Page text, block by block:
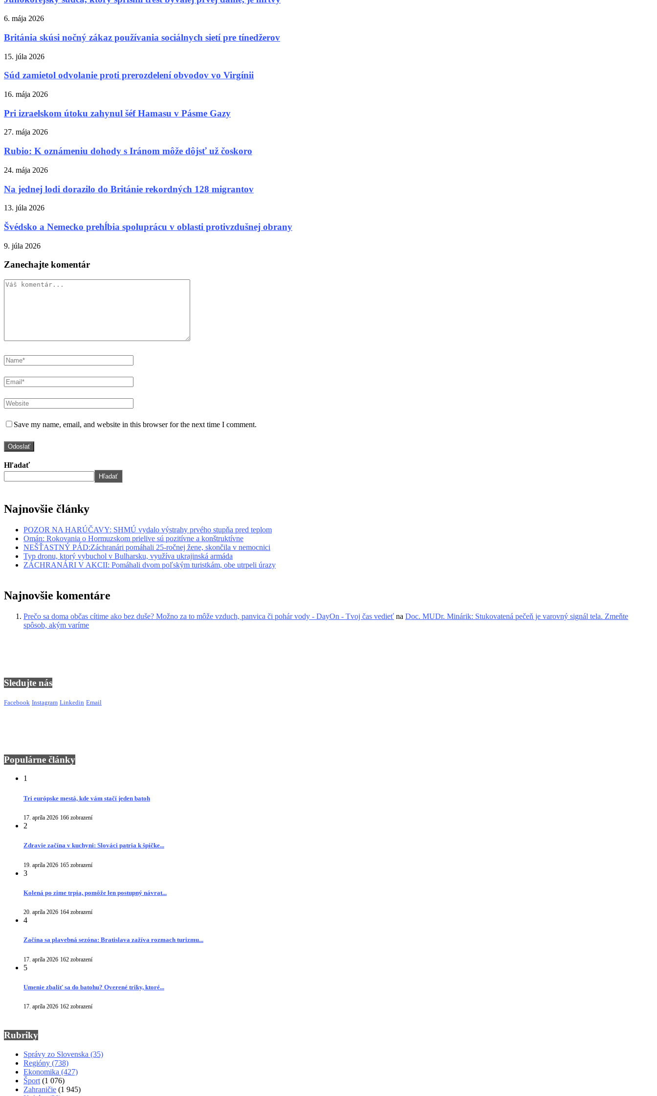
6. mája 2026
Británia skúsi nočný zákaz používania sociálnych sietí pre tínedžerov
15. júla 2026
Súd zamietol odvolanie proti prerozdelení obvodov vo Virgínii
16. mája 2026
Pri izraelskom útoku zahynul šéf Hamasu v Pásme Gazy
27. mája 2026
Rubio: K oznámeniu dohody s Iránom môže dôjsť už čoskoro
24. mája 2026
Na jednej lodi dorazilo do Británie rekordných 128 migrantov
13. júla 2026
Švédsko a Nemecko prehĺbia spoluprácu v oblasti protivzdušnej obrany
9. júla 2026
Zanechajte komentár
Save my name, email, and website in this browser for the next time I comment.
Hľadať
Hľadať
Najnovšie články
POZOR NA HARÚČAVY: SHMÚ vydalo výstrahy prvého stupňa pred teplom
Omán: Rokovania o Hormuzskom prielive sú pozitívne a konštruktívne
NEŠŤASTNÝ PÁD:Záchranári pomáhali 25-ročnej žene, skončila v nemocnici
Typ dronu, ktorý vybuchol v Bulharsku, využíva ukrajinská armáda
ZÁCHRANÁRI V AKCII: Pomáhali dvom poľským turistkám, obe utrpeli úrazy
Najnovšie komentáre
Prečo sa doma občas cítime ako bez duše? Možno za to môže vzduch, panvica či pohár vody - DayOn - Tvoj čas vedieť na Doc. MUDr. Minárik: Stukovatená pečeň je varovný signál tela. Zmeňte
spôsob, akým varíme
Sledujte nás
Facebook Instagram Linkedin Email
Populárne články
1
Tri európske mestá, kde vám stačí jeden batoh
17. apríla 2026 166 zobrazení
2
Zdravie začína v kuchyni: Slováci patria k špičke...
19. apríla 2026 165 zobrazení
3
Kolená po zime trpia, pomôže len postupný návrat...
20. apríla 2026 164 zobrazení
4
Začína sa plavebná sezóna: Bratislava zažíva rozmach turizmu...
17. apríla 2026 162 zobrazení
5
Umenie zbaliť sa do batohu? Overené triky, ktoré...
17. apríla 2026 162 zobrazení
Rubriky
Správy zo Slovenska (35)
Regióny (738)
Ekonomika (427)
Šport (1 076)
Zahraničie (1 945)